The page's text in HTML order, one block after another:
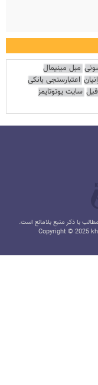
مبل مینیمال
اعتبارسنجی بانکی
سایت یوتوتایمز
با ذکر منبع بلامانع است.
Copyright © 2025